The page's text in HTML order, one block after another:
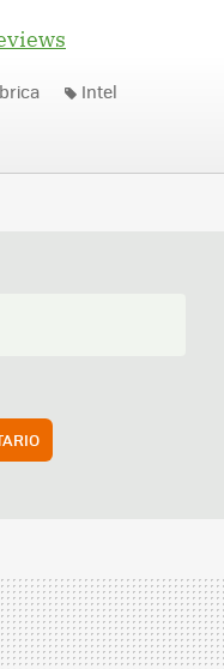
Intel